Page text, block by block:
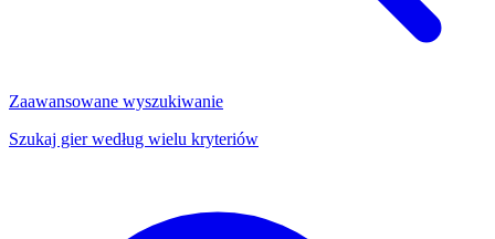
Zaawansowane wyszukiwanie
Szukaj gier według wielu kryteriów